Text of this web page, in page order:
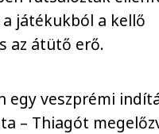
játékukból a kellő
az átütő erő.
egy veszprémi
– Thiagót